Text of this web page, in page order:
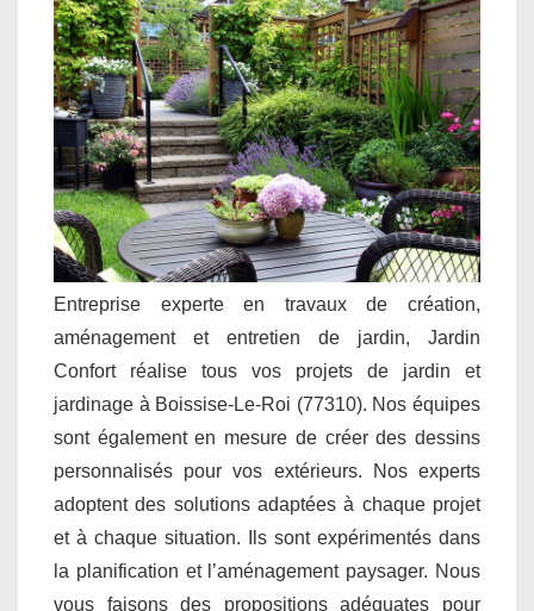
Entreprise experte en travaux de création,
aménagement et entretien de jardin, Jardin
Confort réalise tous vos projets de jardin et
jardinage à Boissise-Le-Roi (77310). Nos équipes
sont également en mesure de créer des dessins
personnalisés pour vos extérieurs. Nos experts
adoptent des solutions adaptées à chaque projet
et à chaque situation. Ils sont expérimentés dans
la planification et l’aménagement paysager. Nous
vous faisons des propositions adéquates pour